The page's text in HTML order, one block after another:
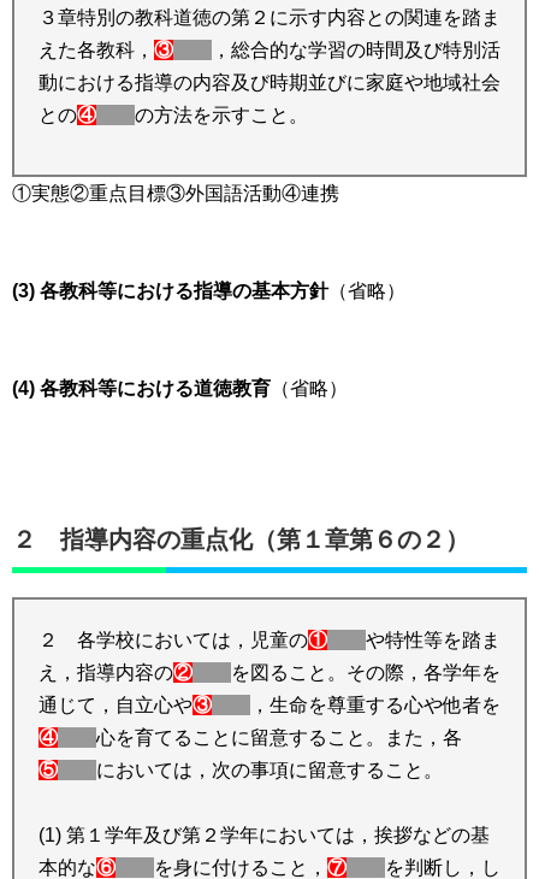
３章特別の教科道徳の第２に示す内容との関連を踏ま
えた各教科， ③
，総合的な学習の時間及び特別活
動における指導の内容及び時期並びに家庭や地域社会
との④ の方法を示すこと。
①実態②重点目標③外国語活動④連携
(3) 各教科等における指導の基本方針（省略）
(4) 各教科等における道徳教育 （省略）
２ 指導内容の重点化（第１章第６の２）
２ 各学校においては，児童の①
や特性等を踏ま
え，指導内容の②
を図ること。その際，各学年を
通じて，自立心や③
，生命を尊重する心や他者を
④
心を育てることに留意すること。また，各
⑤
においては，次の事項に留意すること。
(1) 第１学年及び第２学年においては，挨拶などの基
本的な⑥ を身に付けること， ⑦
を判断し，し